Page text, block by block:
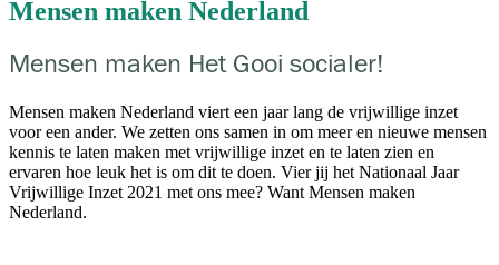
Mensen maken Nederland
Mensen maken Het Gooi socialer!
Mensen maken Nederland viert een jaar lang de vrijwillige inzet
voor een ander. We zetten ons samen in om meer en nieuwe mensen
kennis te laten maken met vrijwillige inzet en te laten zien en
ervaren hoe leuk het is om dit te doen. Vier jij het Nationaal Jaar
Vrijwillige Inzet 2021 met ons mee? Want Mensen maken
Nederland.